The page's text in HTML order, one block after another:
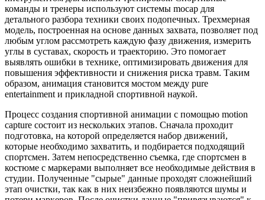
команды и тренеры используют системы mocap для
детального разбора техники своих подопечных. Трехмерная
модель, построенная на основе данных захвата, позволяет под
любым углом рассмотреть каждую фазу движения, измерить
углы в суставах, скорость и траекторию. Это помогает
выявлять ошибки в технике, оптимизировать движения для
повышения эффективности и снижения риска травм. Таким
образом, анимация становится мостом между pure
entertainment и прикладной спортивной наукой.
Процесс создания спортивной анимации с помощью motion
capture состоит из нескольких этапов. Сначала проходит
подготовка, на которой определяется набор движений,
которые необходимо захватить, и подбирается подходящий
спортсмен. Затем непосредственно съемка, где спортсмен в
костюме с маркерами выполняет все необходимые действия в
студии. Полученные "сырые" данные проходят сложнейший
этап очистки, так как в них неизбежно появляются шумы и